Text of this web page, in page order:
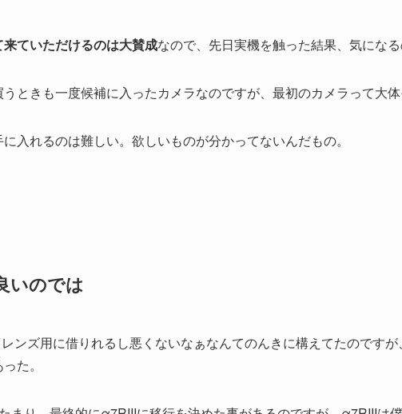
ていただけるのは大賛成なので、先日実機を触った結果、気になる
ときも一度候補に入ったカメラなのですが、最初のカメラって大体
入れるのは難しい。欲しいものが分かってないんだもの。
いのでは
ンズ用に借りれるし悪くないなぁなんてのんきに構えてたのです
た。